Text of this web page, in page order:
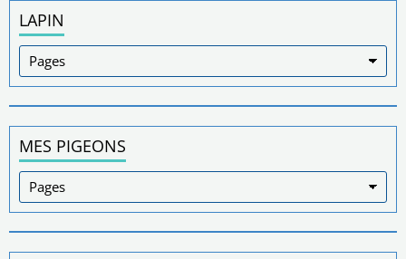
LAPIN
MES PIGEONS